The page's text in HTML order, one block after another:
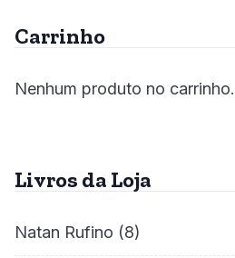
Carrinho
Nenhum produto no carrinho.
Livros da Loja
Natan Rufino (8)